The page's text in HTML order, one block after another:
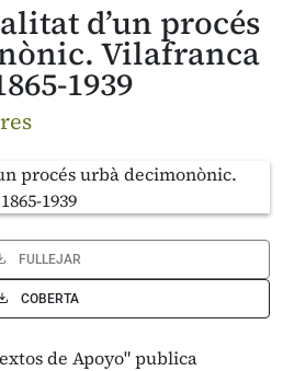
d’un procés
Vilafranca
1939
FULLEJAR
COBERTA
de Apoyo" publica